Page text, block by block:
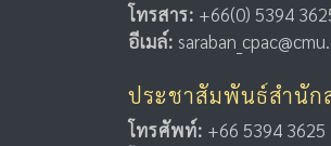
โทรสาร: +66(0) 5394
อีเมล์:
ประชาสัมพันธ์สำนัก
โทรศัพท์: +66 5394 3625